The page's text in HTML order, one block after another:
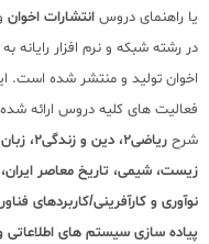
یا راهنمای دروس انتشارات اخوان
در رشته شبکه و نرم افزار رایانه
اخوان تولید و منتشر شده است.
فعالیت های کلیه دروس ارائه
شرح
نوآوری و کارآفرینی/کاربردهای
پیاده سازی سیستم های